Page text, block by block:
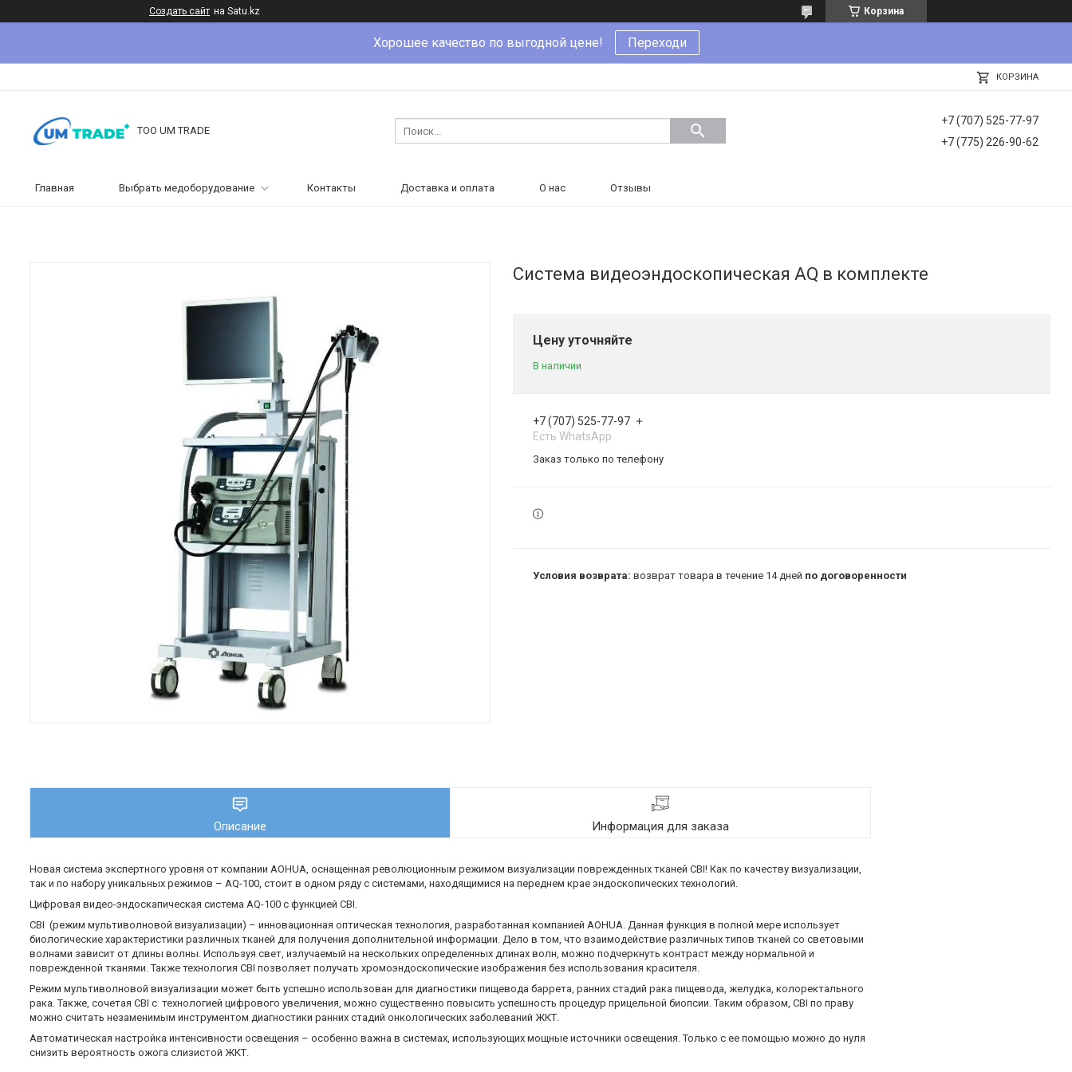
Создать сайт на Satu.kz Корзина
Хорошее качество по выгодной цене! Переходи
КОРЗИНА
ТОО UM TRADE
+7 (707) 525-77-97
+7 (775) 226-90-62
Главная Выбрать медоборудование Контакты Доставка и оплата О нас Отзывы
Система видеоэндоскопическая AQ в комплекте
Цену уточняйте
В наличии
+7 (707) 525-77-97
Есть WhatsApp
Заказ только по телефону
возврат товара в течение 14 дней по договоренности
Описание Информация для заказа
Новая система экспертного уровня от компании AOHUA, оснащенная революционным режимом визуализации поврежденных тканей CBI! Как по качеству визуализации,
так и по набору уникальных режимов – AQ-100, стоит в одном ряду с системами, находящимися на переднем крае эндоскопических технологий.
Цифровая видео-эндоскапическая система AQ-100 с функцией CBI.
CBI (режим мультиволновой визуализации) – инновационная оптическая технология, разработанная компанией AOHUA. Данная функция в полной мере использует
биологические характеристики различных тканей для получения дополнительной информации. Дело в том, что взаимодействие различных типов тканей со световыми
волнами зависит от длины волны. Используя свет, излучаемый на нескольких определенных длинах волн, можно подчеркнуть контраст между нормальной и
поврежденной тканями. Также технология CBI позволяет получать хромоэндоскопические изображения без использования красителя.
Режим мультиволновой визуализации может быть успешно использован для диагностики пищевода баррета, ранних стадий рака пищевода, желудка, колоректального
рака. Также, сочетая CBI с технологией цифрового увеличения, можно существенно повысить успешность процедур прицельной биопсии. Таким образом, CBI по праву
можно считать незаменимым инструментом диагностики ранних стадий онкологических заболеваний ЖКТ.
Автоматическая настройка интенсивности освещения – особенно важна в системах, использующих мощные источники освещения. Только с ее помощью можно до нуля
снизить вероятность ожога слизистой ЖКТ.